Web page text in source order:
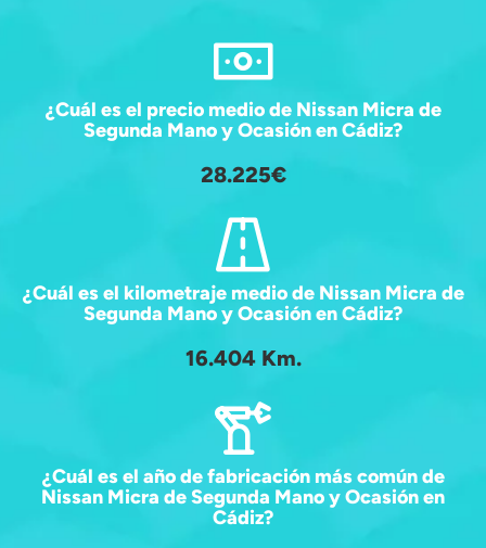
¿Cuál es el precio medio de Nissan Micra de
Segunda Mano y Ocasión en Cádiz?
28.225€
¿Cuál es el kilometraje medio de Nissan Micra de
Segunda Mano y Ocasión en Cádiz?
16.404 Km.
¿Cuál es el año de fabricación más común de
Nissan Micra de Segunda Mano y Ocasión en
Cádiz?